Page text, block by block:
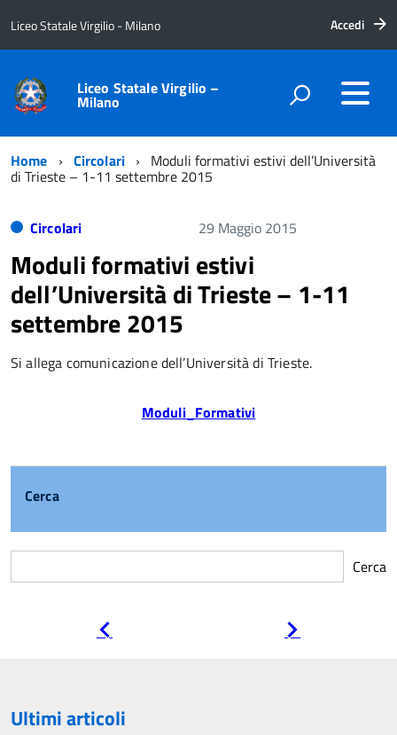
Liceo Statale Virgilio - Milano Accedi
Liceo Statale Virgilio –
Milano
Home Circolari Moduli formativi estivi dell’Università
di Trieste – 1-11 settembre 2015
Circolari 29 Maggio 2015
Moduli formativi estivi
dell’Università di Trieste – 1-11
settembre 2015
Si allega comunicazione dell’Università di Trieste.
Moduli_Formativi
Cerca
Cerca
Ultimi articoli